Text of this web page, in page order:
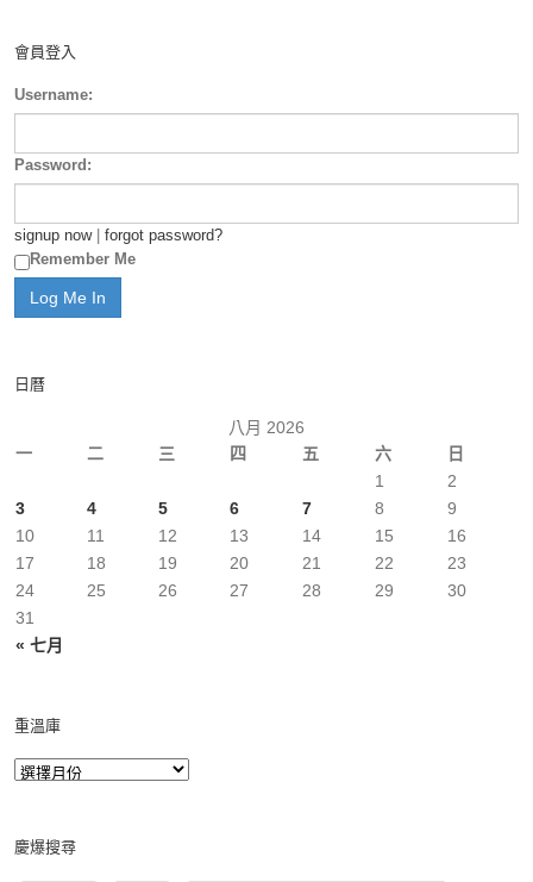
會員登入
Username:
Password:
signup now| forgot password?
Remember Me
日曆
八月 2026
一
二 三 四 五 六 日
« 七月
1
2
3
4 5 6 7 8
9
10
11 12 13 14 15
16
17
18 19 20 21 22
23
24
25 26 27 28 29
30
31
重溫庫
慶爆搜尋